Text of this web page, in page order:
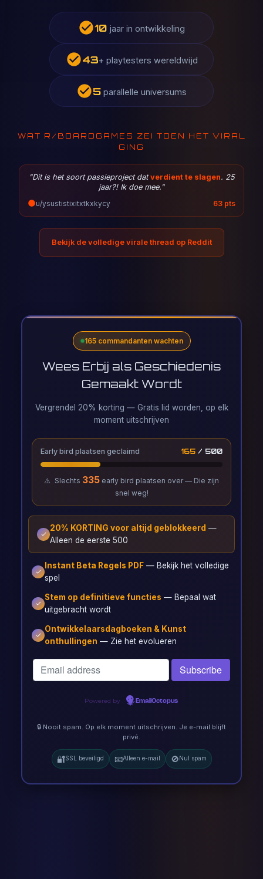
16 jaar in ontwikkeling
65+ playtesters wereldwijd
8 parallelle universums
WAT R/BOARDGAMES ZEI TOEN HET VIRAL
GING
"Dit is het soort passieproject datverdient te slagen. 25
jaar?! Ik doe mee."
u/ysustistixitxtkxkycy
63 pts
Bekijk de volledige virale thread op Reddit
165 commandanten wachten
Wees Erbij als Geschiedenis
Gemaakt Wordt
Vergrendel 20% korting — Gratis lid worden, op elk
moment uitschrijven
Early bird plaatsen geclaimd 165 / 500
⚠️ Slechts 335 early bird plaatsen over — Die zijn
snel weg!
20% KORTING voor altijd geblokkeerd —
Alleen de eerste 500
Instant Beta Regels PDF — Bekijk het volledige
spel
Stem op definitieve functies — Bepaal wat
uitgebracht wordt
Ontwikkelaarsdagboeken & Kunst
onthullingen — Zie het evolueren
Powered by EmailOctopus
🔒 Nooit spam. Op elk moment uitschrijven. Je e-mail blijft
privé.
🔐SSL beveiligd 📧Alleen e-mail 🚫 Nul spam